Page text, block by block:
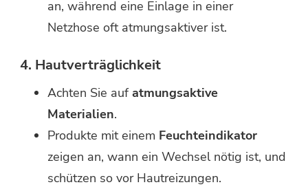
an, während eine Einlage in einer
Netzhose oft atmungsaktiver ist.
4. Hautverträglichkeit
Achten Sie aufatmungsaktive
Materialien.
Produkte mit einem Feuchteindikator
zeigen an, wann ein Wechsel nötig ist, und
schützen so vor Hautreizungen.